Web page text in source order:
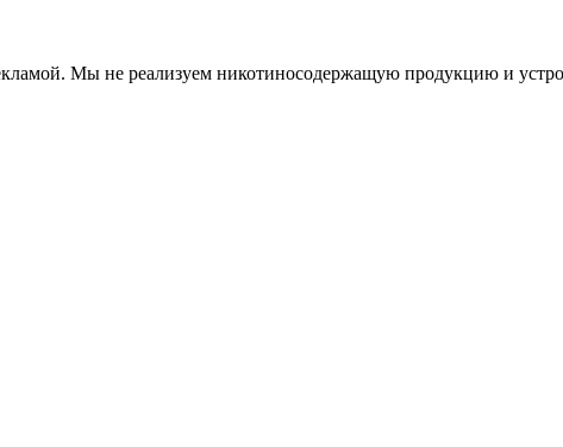
Мы не реализуем никотиносодержащую продукцию и